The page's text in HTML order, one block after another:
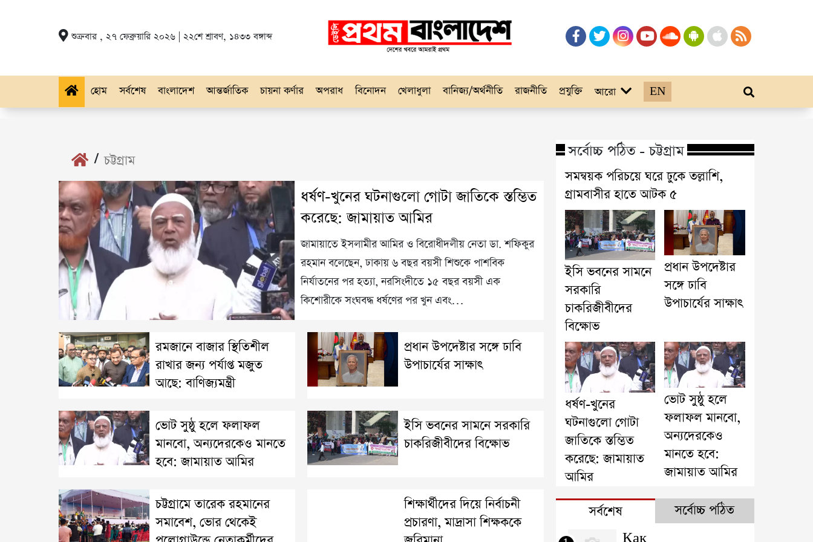
শুক্রবার , ২৭ ফেব্রুয়ারি ২০২৬ | ২২শে শ্রাবণ, ১৪৩৩ বঙ্গাব্দ
হোম সর্বশেষ বাংলাদেশ আন্তর্জাতিক চায়না কর্ণার অপরাধ বিনোদন খেলাধুলা বানিজ্য/অর্থনীতি রাজনীতি প্রযুক্তি আরো EN
/চট্টগ্রাম
ধর্ষণ-খুনের ঘটনাগুলো গোটা জাতিকে স্তম্ভিত
করেছে: জামায়াত আমির
জামায়াতে ইসলামীর আমির ও বিরোধীদলীয় নেতা ডা. শফিকুর
রহমান বলেছেন, ঢাকায় ৬ বছর বয়সী শিশুকে পাশবিক
নির্যাতনের পর হত্যা, নরসিংদীতে ১৫ বছর বয়সী এক
কিশোরীকে সংঘবদ্ধ ধর্ষণের পর খুন এবং…
রমজানে বাজার স্থিতিশীল
রাখার জন্য পর্যাপ্ত মজুত
আছে: বাণিজ্যমন্ত্রী
প্রধান উপদেষ্টার সঙ্গে ঢাবি
উপাচার্যের সাক্ষাৎ
ভোট সুষ্ঠু হলে ফলাফল
মানবো, অন্যদেরকেও মানতে
হবে: জামায়াত আমির
ইসি ভবনের সামনে সরকারি
চাকরিজীবীদের বিক্ষোভ
চট্টগ্রামে তারেক রহমানের
সমাবেশ, ভোর থেকেই
শিক্ষার্থীদের দিয়ে নির্বাচনী
প্রচারণা, মাদ্রাসা শিক্ষককে
সর্বোচ্চ পঠিত - চট্টগ্রাম
সমন্বয়ক পরিচয়ে ঘরে ঢুকে তল্লাশি,
গ্রামবাসীর হাতে আটক ৫
ইসি ভবনের সামনে
সরকারি
চাকরিজীবীদের
বিক্ষোভ
প্রধান উপদেষ্টার
সঙ্গে ঢাবি
উপাচার্যের সাক্ষাৎ
ধর্ষণ-খুনের
ঘটনাগুলো গোটা
জাতিকে স্তম্ভিত
করেছে: জামায়াত
আমির
ভোট সুষ্ঠু হলে
ফলাফল মানবো,
অন্যদেরকেও
মানতে হবে:
জামায়াত আমির
সর্বশেষ সর্বোচ্চ পঠিত
Как